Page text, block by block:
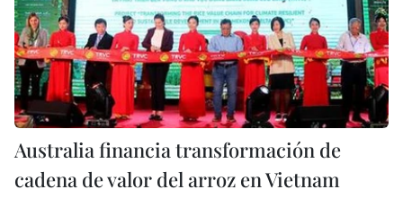
Australia financia transformación de
cadena de valor del arroz en Vietnam